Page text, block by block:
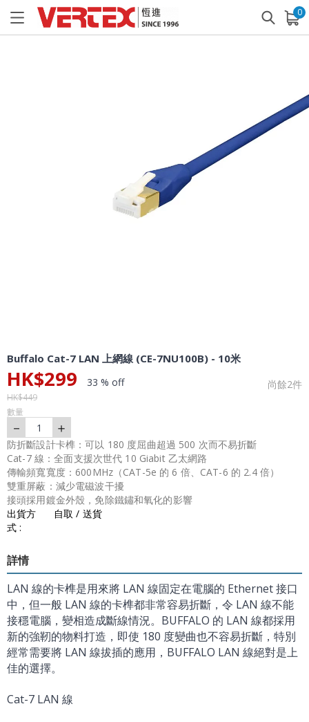
0
已加入購物車 查看
Buffalo Cat-7 LAN 上網線 (CE-7NU100B) - 10米
HK$299 33 % off 尚餘2件
HK$449
數量
－ 1 ＋
防折斷設計卡榫：可以 180 度屈曲超過 500 次而不易折斷
Cat-7 線：全面支援次世代 10 Giabit 乙太網路
傳輸頻寬寬度：600MHz（CAT-5e 的 6 倍、CAT-6 的 2.4 倍）
雙重屏蔽：減少電磁波干擾
接頭採用鍍金外殼，免除鐵鏽和氧化的影響
出貨方
式 :
自取 / 送貨
詳情
LAN 線的卡榫是用來將 LAN 線固定在電腦的 Ethernet 接口
中，但一般 LAN 線的卡榫都非常容易折斷，令 LAN 線不能
接穩電腦，變相造成斷線情況。BUFFALO 的 LAN 線都採用
新的強靭的物料打造，即使 180 度變曲也不容易折斷，特別
經常需要將 LAN 線拔插的應用，BUFFALO LAN 線絕對是上
佳的選擇。
Cat-7 LAN 線